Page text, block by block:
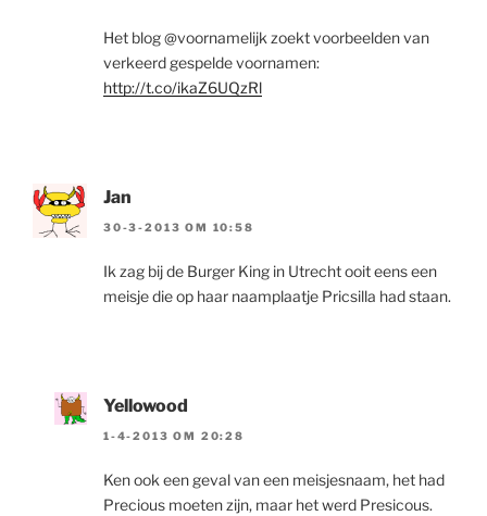
Het blog @voornamelijk zoekt voorbeelden van
verkeerd gespelde voornamen:
http://t.co/ikaZ6UQzRl
Jan
30-3-2013 OM 10:58
Ik zag bij de Burger King in Utrecht ooit eens een
meisje die op haar naamplaatje Pricsilla had staan.
Yellowood
1-4-2013 OM 20:28
Ken ook een geval van een meisjesnaam, het had
Precious moeten zijn, maar het werd Presicous.